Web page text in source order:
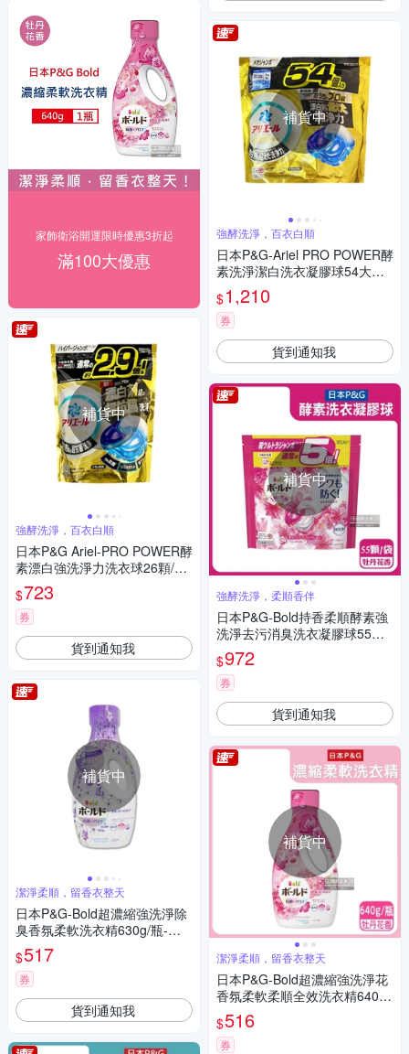
家飾衛浴開運限時優惠3折起
滿100大優惠
補貨中
強酵洗淨，百衣白順
日本P&G Ariel-PRO POWER酵
素漂白強洗淨力洗衣球26顆/金
袋(去污去漬消臭防霉凝膠球補
充包)
$723
券
貨到通知我
補貨中
潔淨柔順，留香衣整天
日本P&G-Bold超濃縮強洗淨除
臭香氛柔軟洗衣精630g/瓶-薰
衣草茉莉紫(室內晾曬,持香1整
天,消臭柔順護衣洗滌劑)
$517
券
貨到通知我
補貨中
強酵洗淨，百衣白順
日本P&G-Ariel PRO POWER酵
素洗淨潔白洗衣凝膠球54大顆/
金袋(去漬消臭洗衣球補充包,筒
槽防霉膠囊)
$1,210
券
貨到通知我
補貨中
強酵洗淨，柔順香伴
日本P&G-Bold持香柔順酵素強
洗淨去污消臭洗衣凝膠球55顆/
粉紅袋-牡丹花香(洗衣機筒槽防
霉洗衣球,家庭號補充包洗衣膠
囊)
$972
券
貨到通知我
補貨中
潔淨柔順，留香衣整天
日本P&G-Bold超濃縮強洗淨花
香氛柔軟柔順全效洗衣精640g/
瓶(室內晾曬消臭,浴室護衣手洗
精,約24小時持久香氣)
$516
券